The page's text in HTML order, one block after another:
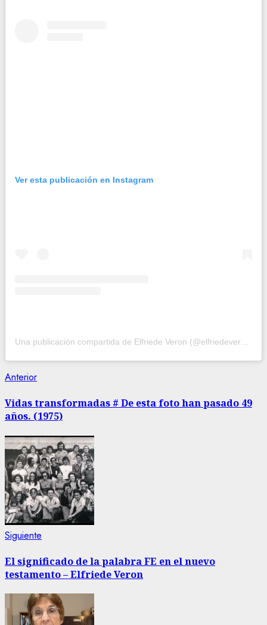
Ver esta publicación en Instagram
Navegación
de
entradas
AnteriorEntrada
Vidas transformadas # De esta foto han pasado 49
años. (1975)
Siguiente
El significado de la palabra FE en el nuevo
testamento – Elfriede Veron